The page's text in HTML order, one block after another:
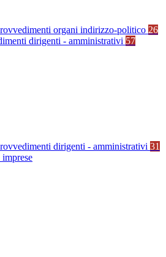
organi indirizzo-politico 26
dirigenti - amministrativi 57
dirigenti - amministrativi 31